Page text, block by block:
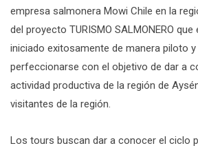
empresa salmonera Mowi Chile en la
del proyecto TURISMO SALMONERO
iniciado exitosamente de manera piloto y
perfeccionarse con el objetivo de dar a
actividad productiva de la región de
visitantes de la región.
Los tours buscan dar a conocer el ciclo